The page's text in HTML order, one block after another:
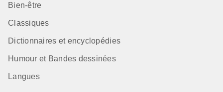
Bien-être
Classiques
Dictionnaires et encyclopédies
Humour et Bandes dessinées
Langues